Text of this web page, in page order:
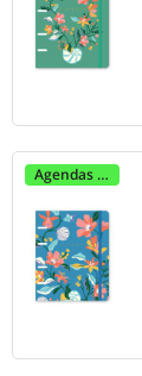
Agendas 2027